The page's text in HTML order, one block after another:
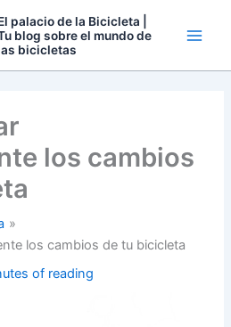
palacio de la Bicicleta |
blog sobre el mundo de
bicicletas
los cambios
los cambios de tu bicicleta
of reading